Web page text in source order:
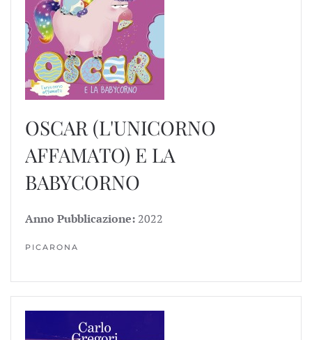
OSCAR (L'UNICORNO
AFFAMATO) E LA
BABYCORNO
Anno Pubblicazione: 2022
PICARONA